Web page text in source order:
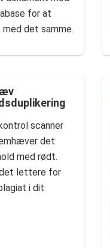
for at
det samme.
scanner
det
med rødt.
lettere for
i dit